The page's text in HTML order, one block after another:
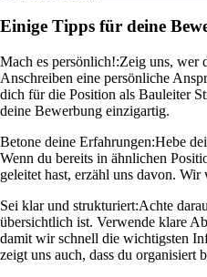
Einige Tipps für deine
Mach es persönlich!:Zeig uns, wer
Anschreiben eine persönliche
dich für die Position als Bauleiter
deine Bewerbung einzigartig.
Betone deine Erfahrungen:Hebe
Wenn du bereits in ähnlichen
geleitet hast, erzähl uns davon.
Sei klar und strukturiert:Achte
übersichtlich ist. Verwende klare
damit wir schnell die wichtigsten
zeigt uns auch, dass du organisiert